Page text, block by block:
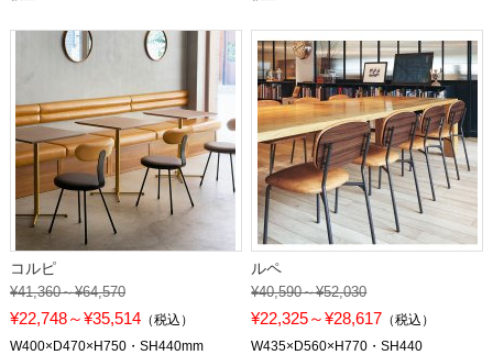
コルピ
¥41,360～¥64,570
¥22,748～¥35,514（税込）
W400×D470×H750・SH440mm
ルペ
¥40,590～¥52,030
¥22,325～¥28,617 （税込）
W435×D560×H770・SH440